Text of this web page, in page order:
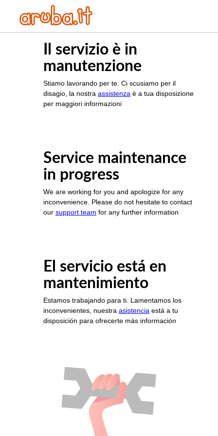
Il servizio è in
manutenzione
Stiamo lavorando per te. Ci scusiamo per il
disagio, la nostra assistenza è a tua disposizione
per maggiori informazioni
Service maintenance
in progress
We are working for you and apologize for any
inconvenience. Please do not hesitate to contact
our support team for any further information
El servicio está en
mantenimiento
Estamos trabajando para ti. Lamentamos los
inconvenientes, nuestra asistencia está a tu
disposición para ofrecerte más información